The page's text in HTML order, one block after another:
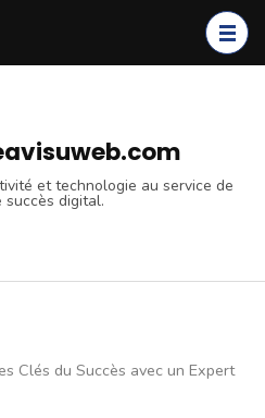
et technologie au service de
succès digital.
Clés du Succès avec un Expert